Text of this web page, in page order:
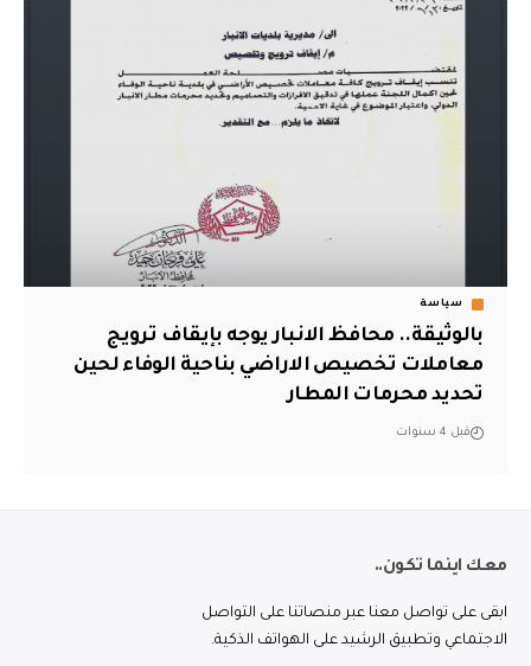
سياسة
بالوثيقة.. محافظ الانبار يوجه بإيقاف ترويج
معاملات تخصيص الاراضي بناحية الوفاء لحين
تحديد محرمات المطار
قبل 4 سنوات
معك اينما تكون..
ابقى على تواصل معنا عبر منصاتنا على التواصل
الاجتماعي وتطبيق الرشيد على الهواتف الذكية.